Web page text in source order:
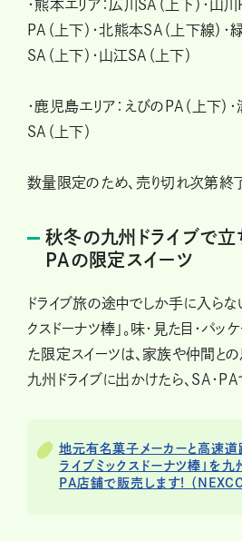
・熊本エリア：広川SA（上下）・山川
PA（上下）・北熊本SA（上下線）・
SA（上下）・山江SA（上下）
・鹿児島エリア：えびのPA（上下）
SA（上下）
数量限定のため、売り切れ次第終了
秋冬の九州ドライブで立
PAの限定スイーツ
ドライブ旅の途中でしか手に入らな
クスドーナツ棒」。味・見た目・パ
た限定スイーツは、家族や仲間との
九州ドライブに出かけたら、SA・PA
地元有名菓子メーカーと高速道
ライブミックスドーナツ棒」を九
PA店舗で販売します! （